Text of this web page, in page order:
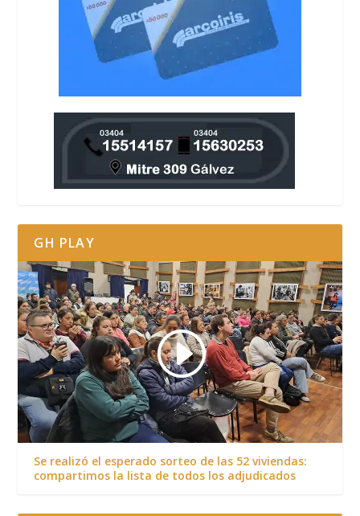
GH PLAY
Se realizó el esperado sorteo de las 52 viviendas:
compartimos la lista de todos los adjudicados